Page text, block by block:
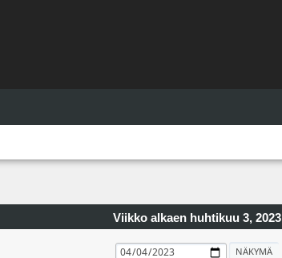
Viikko alkaen huhtikuu 3, 2023